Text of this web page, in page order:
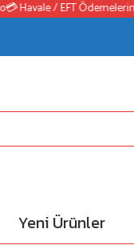
/ EFT Ödemelerinde
Yeni Ürünler